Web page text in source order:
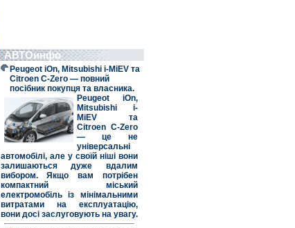
АВТОинфо
Peugeot iOn, Mitsubishi i-MiEV та
Citroen C-Zero — повний
посібник покупця та власника.
Peugeot iOn,
Mitsubishi i-
MiEV та
Citroen C-Zero
— це не
універсальні
автомобілі, але у своїй ніші вони
залишаються дуже вдалим
вибором. Якщо вам потрібен
компактний міський
електромобіль із мінімальними
витратами на експлуатацію,
вони досі заслуговують на увагу.